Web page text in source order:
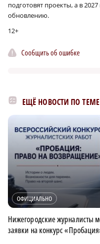
подготовят проекты, а в
обновлению.
12+
Сообщить об ошибке
ЕЩЁ НОВОСТИ ПО ТЕМЕ
ОФИЦИАЛЬНО
Нижегородские журналисты
заявки на конкурс